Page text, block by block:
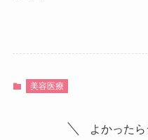
美容医療
よかったら